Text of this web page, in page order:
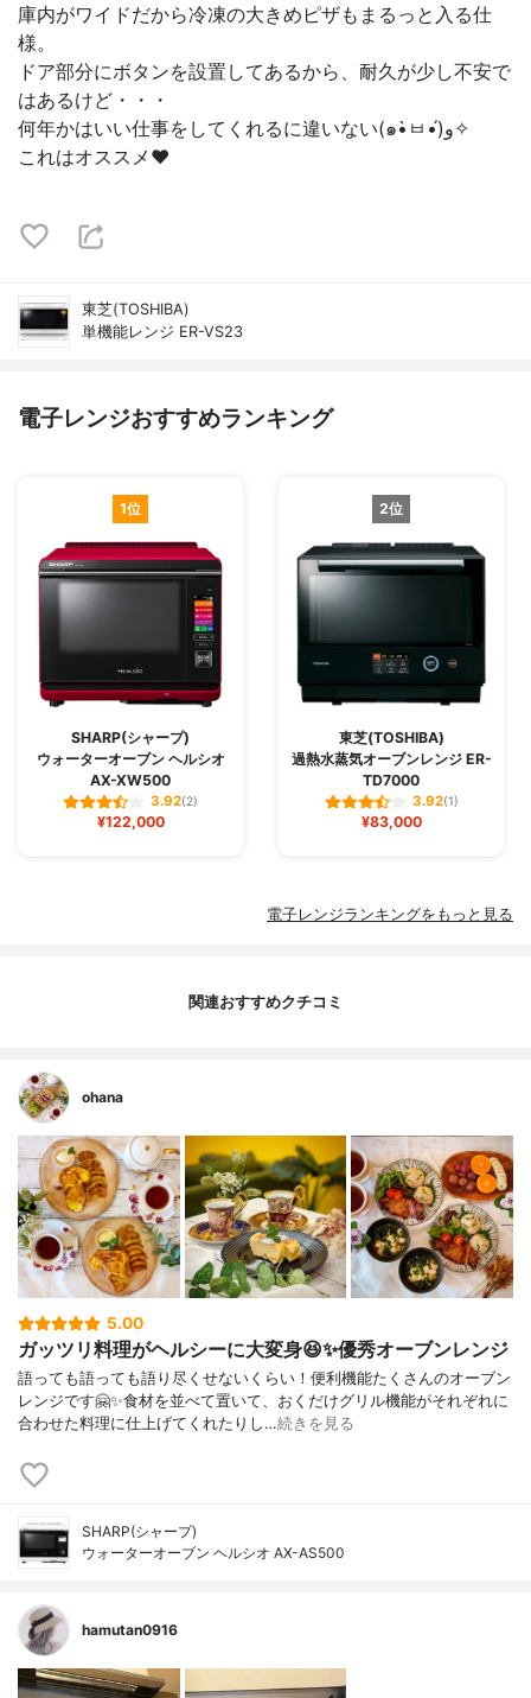
庫内がワイドだから冷凍の大きめピザもまるっと入る仕
様。
ドア部分にボタンを設置してあるから、耐久が少し不安で
はあるけど・・・
何年かはいい仕事をしてくれるに違いない(๑•̀ㅂ•́)و✧
これはオススメ❤
東芝(TOSHIBA)
単機能レンジ ER-VS23
電子レンジおすすめランキング
1位
SHARP(シャープ)
ウォーターオーブン ヘルシオ
AX-XW500
3.92(2)
¥122,000
2位
東芝(TOSHIBA)
過熱水蒸気オーブンレンジ ER-
TD7000
3.92(1)
¥83,000
電子レンジランキングをもっと見る
関連おすすめクチコミ
ohana
5.00
ガッツリ料理がヘルシーに大変身😆✨優秀オーブンレンジ
語っても語っても語り尽くせないくらい！便利機能たくさんのオーブン
レンジです🤗✨食材を並べて置いて、おくだけグリル機能がそれぞれに
合わせた料理に仕上げてくれたりし…続きを見る
SHARP(シャープ)
ウォーターオーブン ヘルシオ AX-AS500
hamutan0916